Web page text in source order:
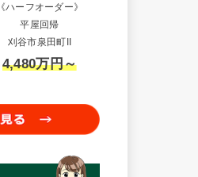
《ハーフオーダー》
平屋回帰
刈谷市泉田町II
4,480万円～